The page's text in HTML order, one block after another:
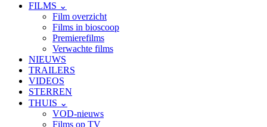
FILMS ⌄
Film overzicht
Films in bioscoop
Premierefilms
Verwachte films
NIEUWS
TRAILERS
VIDEOS
STERREN
THUIS ⌄
VOD-nieuws
Films op TV